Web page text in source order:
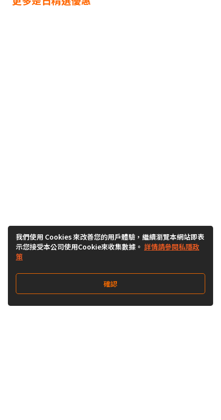
我們使用 Cookies 來改善您的用戶體驗，繼續瀏覽本網站即表
示您接受本公司使用Cookie來收集數據。 詳情請參閱私隱政
策
確認